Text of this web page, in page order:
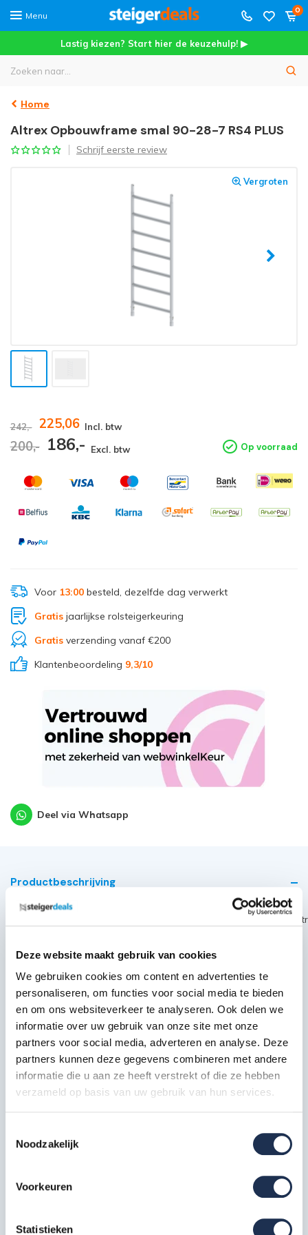
Deze website maakt gebruik van cookies
We gebruiken cookies om content en advertenties te
personaliseren, om functies voor social media te bieden
en om ons websiteverkeer te analyseren. Ook delen we
informatie over uw gebruik van onze site met onze
partners voor social media, adverteren en analyse. Deze
partners kunnen deze gegevens combineren met andere
informatie die u aan ze heeft verstrekt of die ze hebben
verzameld op basis van uw gebruik van hun services.
Noodzakelijk
Voorkeuren
Statistieken
Menu
0
Lastig kiezen? Start hier de keuzehulp! ▶
Home
Altrex Opbouwframe smal 90-28-7 RS4 PLUS
Schrijf eerste review
Vergroten
242,- 225,06 Incl. btw
200,- 186,- Excl. btw Op voorraad
Voor 13:00besteld, dezelfde dag verwerkt
Gratisjaarlijkse rolsteigerkeuring
Gratisverzending vanaf €200
Klantenbeoordeling 9,3/10
Deel via Whatsapp
Productbeschrijving
~~https://cdn.webshopapp.com/shops/189476/files/441051919/
Specificaties
Artikelcode 303475
Maximale
werkhoogte in m
10 meter
Breedte in cm 90 cm
cm